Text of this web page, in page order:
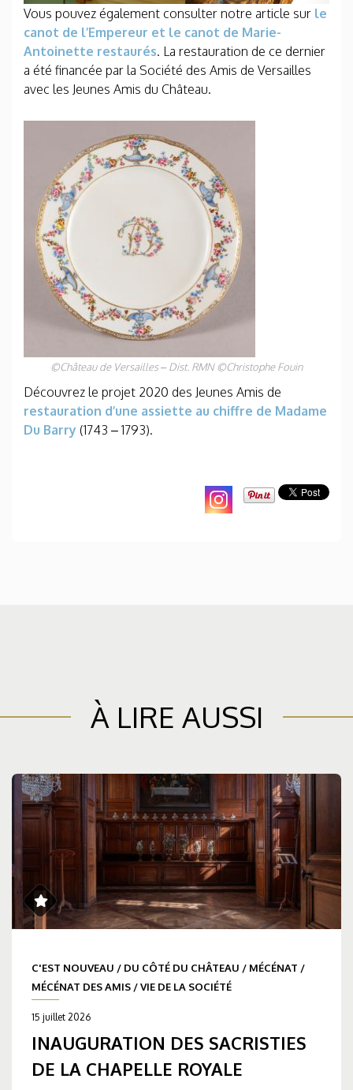
Vous pouvez également consulter notre article sur le
canot de l’Empereur et le canot de Marie-
Antoinette restaurés. La restauration de ce dernier
a été financée par la Société des Amis de Versailles
avec les Jeunes Amis du Château.
©Château de Versailles – Dist. RMN ©Christophe Fouin
Découvrez le projet 2020 des Jeunes Amis de
restauration d’une assiette au chiffre de Madame
Du Barry (1743 – 1793).
À LIRE AUSSI
C'EST NOUVEAU / DU CÔTÉ DU CHÂTEAU / MÉCÉNAT /
MÉCÉNAT DES AMIS /VIE DE LA SOCIÉTÉ
15 juillet 2026
INAUGURATION DES SACRISTIES
DE LA CHAPELLE ROYALE